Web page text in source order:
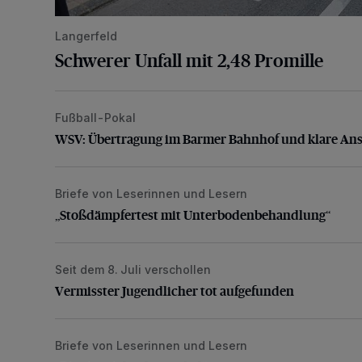
Langerfeld
Schwerer Unfall mit 2,48 Promille
WSV: Übertragung im Barmer Bahnhof und klare
Fußball-Pokal
WSV: Übertragung im Barmer Bahnhof und klare
„Stoßdämpfertest mit Unterbodenbehandlung“
Briefe von Leserinnen und Lesern
„Stoßdämpfertest mit Unterbodenbehandlung“
Vermisster Jugendlicher tot aufgefunden
Seit dem 8. Juli verschollen
Vermisster Jugendlicher tot aufgefunden
„Dies ist nicht akzeptabel“
Briefe von Leserinnen und Lesern